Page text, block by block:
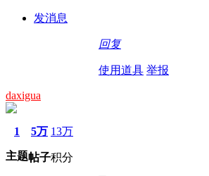
发消息
回复
使用道具 举报
daxigua
1
主题
5万
帖子
13万
积分